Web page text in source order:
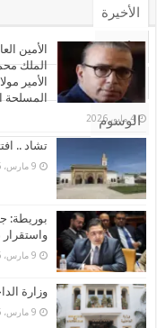
الأخيرة
الأشهر
تعليقات
الوسوم
الأمين
الملك
الأمير
المسلحة
4 مايو، 2026
تشاد ..
9 مارس، 2026
بوريطة:
9 مارس، 2026
وزارة
9 مارس، 2026